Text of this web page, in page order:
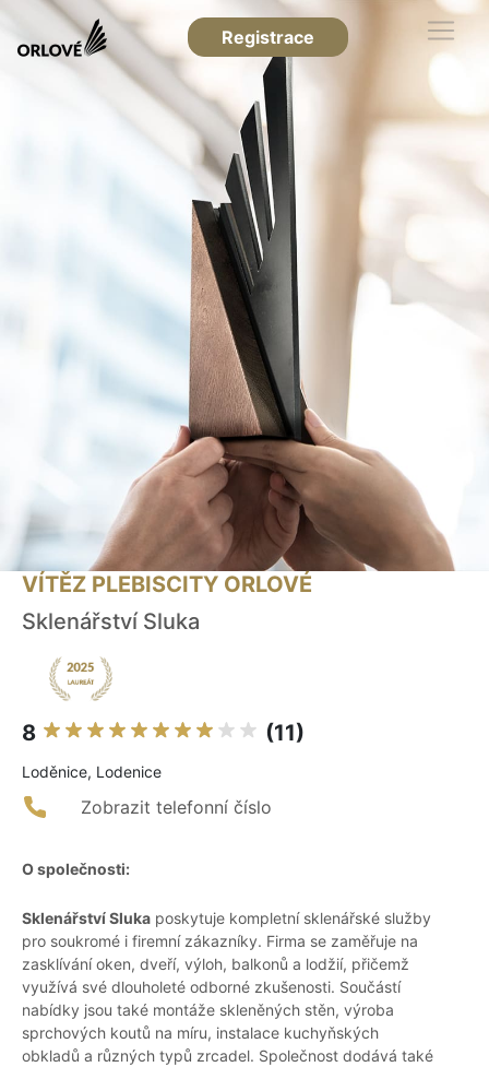
Registrace
VÍTĚZ PLEBISCITY ORLOVÉ
Sklenářství Sluka
8 (11)
Loděnice, Lodenice
Zobrazit telefonní číslo
O společnosti:
Sklenářství Sluka poskytuje kompletní sklenářské služby
pro soukromé i firemní zákazníky. Firma se zaměřuje na
zasklívání oken, dveří, výloh, balkonů a lodžií, přičemž
využívá své dlouholeté odborné zkušenosti. Součástí
nabídky jsou také montáže skleněných stěn, výroba
sprchových koutů na míru, instalace kuchyňských
obkladů a různých typů zrcadel. Společnost dodává také